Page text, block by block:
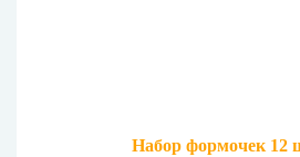
Набор формочек 12